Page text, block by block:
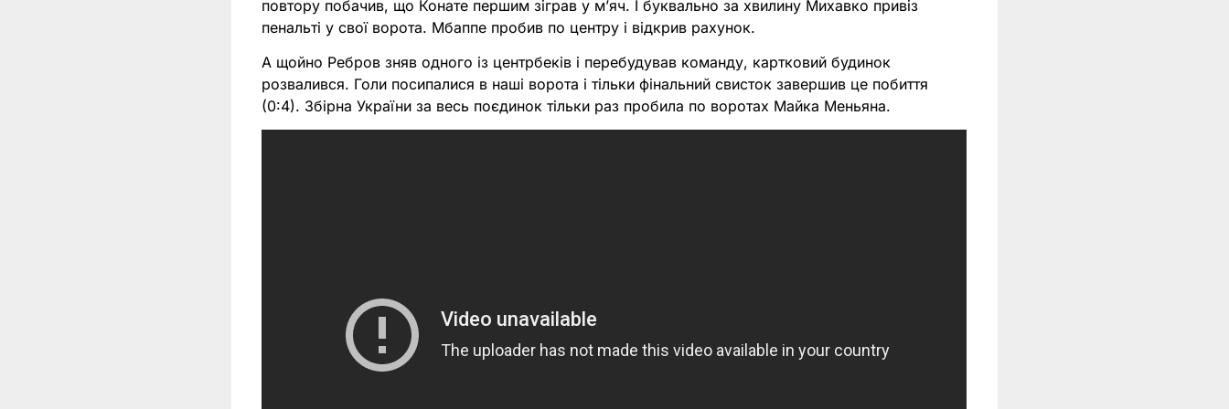
повтору побачив, що Конате першим зіграв у мʼяч. І буквально за хвилину Михавко привіз
пенальті у свої ворота. Мбаппе пробив по центру і відкрив рахунок.
А щойно Ребров зняв одного із центрбеків і перебудував команду, картковий будинок
розвалився. Голи посипалися в наші ворота і тільки фінальний свисток завершив це побиття
(0:4). Збірна України за весь поєдинок тільки раз пробила по воротах Майка Меньяна.